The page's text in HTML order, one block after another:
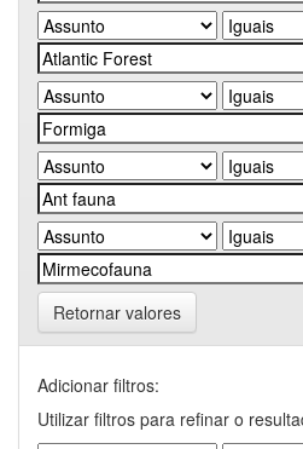
Retornar valores
Adicionar filtros:
Utilizar filtros para refinar o